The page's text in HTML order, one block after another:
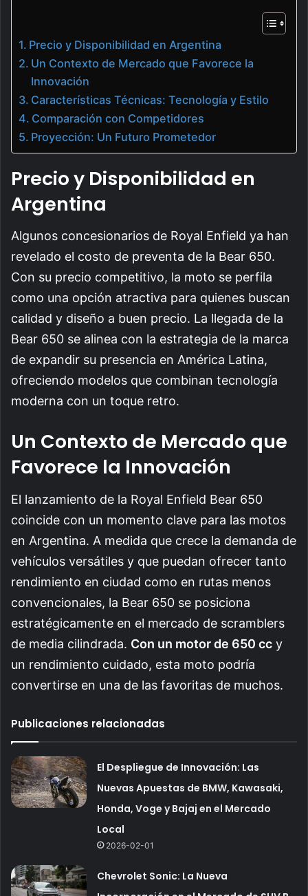
Precio y Disponibilidad en Argentina
Un Contexto de Mercado que Favorece la
Innovación
Características Técnicas: Tecnología y Estilo
Comparación con Competidores
Proyección: Un Futuro Prometedor
Precio y Disponibilidad en
Argentina
Algunos concesionarios de Royal Enfield ya han
revelado el costo de preventa de la Bear 650.
Con su precio competitivo, la moto se perfila
como una opción atractiva para quienes buscan
calidad y diseño a buen precio. La llegada de la
Bear 650 se alinea con la estrategia de la marca
de expandir su presencia en América Latina,
ofreciendo modelos que combinan tecnología
moderna con un toque retro.
Un Contexto de Mercado que
Favorece la Innovación
El lanzamiento de la Royal Enfield Bear 650
coincide con un momento clave para las motos
en Argentina. A medida que crece la demanda de
vehículos versátiles y que puedan ofrecer tanto
rendimiento en ciudad como en rutas menos
convencionales, la Bear 650 se posiciona
estratégicamente en el mercado de scramblers
de media cilindrada. Con un motor de 650 cc y
un rendimiento cuidado, esta moto podría
convertirse en una de las favoritas de muchos.
Publicaciones relacionadas
El Despliegue de Innovación: Las
Nuevas Apuestas de BMW, Kawasaki,
Honda, Voge y Bajaj en el Mercado
Local
2026-02-01
Chevrolet Sonic: La Nueva